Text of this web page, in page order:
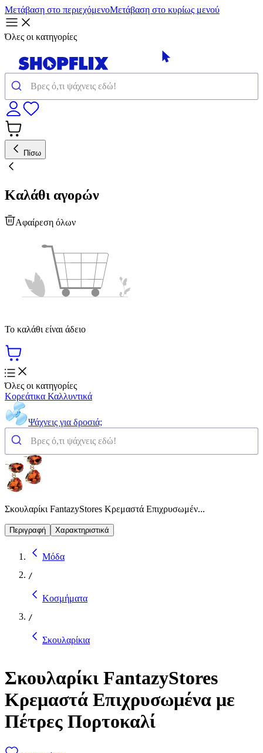
Μετάβαση στο περιεχόμενοΜετάβαση στο κυρίως μενού
Όλες οι κατηγορίες
Πίσω
Καλάθι αγορών
Αφαίρεση όλων
Το καλάθι είναι άδειο
Όλες οι κατηγορίες
Κορεάτικα Καλλυντικά
Ψάχνεις για δροσιά;
Σκουλαρίκι FantazyStores Κρεμαστά Επιχρυσωμέν...
Περιγραφή Χαρακτηριστικά
Μόδα
/
Κοσμήματα
/
Σκουλαρίκια
Σκουλαρίκι FantazyStores
Κρεμαστά Επιχρυσωμένα με
Πέτρες Πορτοκαλί